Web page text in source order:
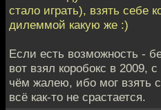
стало играть), взять себе
дилеммой какую же :)
Если есть возможность -
вот взял коробокс в 2009,
чём жалею, ибо мог взять
всё как-то не срастается.